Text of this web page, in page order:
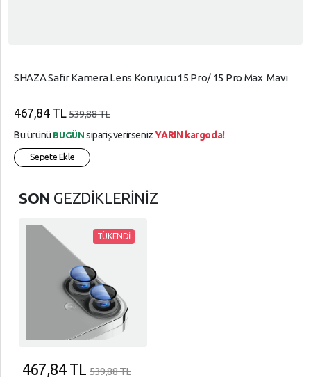
SHAZA Safir Kamera Lens Koruyucu 15 Pro/ 15 Pro Max Mavi
467,84 TL539,88 TL
Bu ürünü BUGÜN sipariş verirsenizYARIN kargoda!
Sepete Ekle
SON GEZDİKLERİNİZ
TÜKENDİ
467,84TL 539,88 TL